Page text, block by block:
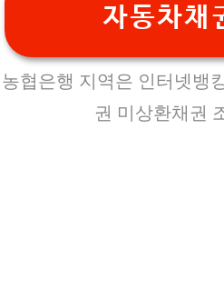
자동차채
농협은행 지역은 인터넷뱅
권 미상환채권